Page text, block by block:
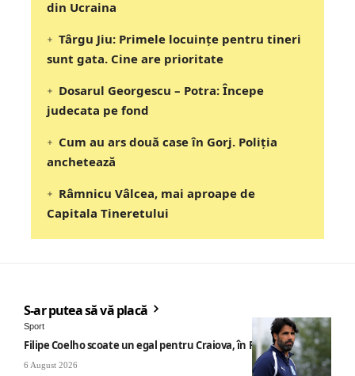
din Ucraina
Târgu Jiu: Primele locuințe pentru tineri
sunt gata. Cine are prioritate
Dosarul Georgescu – Potra: Începe
judecata pe fond
Cum au ars două case în Gorj. Poliția
anchetează
Râmnicu Vâlcea, mai aproape de
Capitala Tineretului
S-ar putea să vă placă
Sport
Filipe Coelho scoate un egal pentru Craiova, în Finlanda
6 August 2026